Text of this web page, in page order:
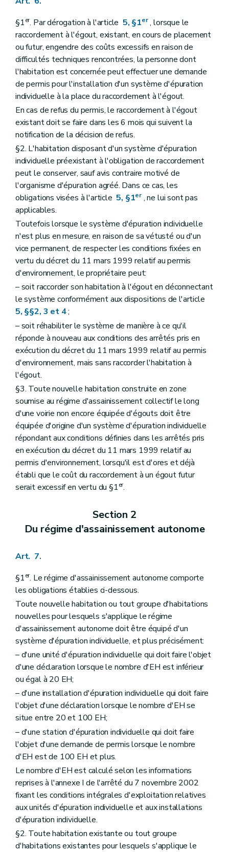
§1er. Par dérogation à l'article 5, §1er, lorsque le
raccordement à l'égout, existant, en cours de placement
ou futur, engendre des coûts excessifs en raison de
difficultés techniques rencontrées, la personne dont
l'habitation est concernée peut effectuer une demande
de permis pour l'installation d'un système d'épuration
individuelle à la place du raccordement à l'égout.
En cas de refus du permis, le raccordement à l'égout
existant doit se faire dans les 6 mois qui suivent la
notification de la décision de refus.
§2. L'habitation disposant d'un système d'épuration
individuelle préexistant à l'obligation de raccordement
peut le conserver, sauf avis contraire motivé de
l'organisme d'épuration agréé. Dans ce cas, les
obligations visées à l'article5, §1er , ne lui sont pas
applicables.
Toutefois lorsque le système d'épuration individuelle
n'est plus en mesure, en raison de sa vétusté ou d'un
vice permanent, de respecter les conditions fixées en
vertu du décret du 11 mars 1999 relatif au permis
d'environnement, le propriétaire peut:
– soit raccorder son habitation à l'égout en déconnectant
le système conformément aux dispositions de l'article
5, §§2, 3 et 4;
– soit réhabiliter le système de manière à ce qu'il
réponde à nouveau aux conditions des arrêtés pris en
exécution du décret du 11 mars 1999 relatif au permis
d'environnement, mais sans raccorder l'habitation à
l'égout.
§3. Toute nouvelle habitation construite en zone
soumise au régime d'assainissement collectif le long
d'une voirie non encore équipée d'égouts doit être
équipée d'origine d'un système d'épuration individuelle
répondant aux conditions définies dans les arrêtés pris
en exécution du décret du 11 mars 1999 relatif au
permis d'environnement, lorsqu'il est d'ores et déjà
établi que le coût du raccordement à un égout futur
serait excessif en vertu du §1er.
Section 2
Du régime d'assainissement autonome
Art. 7.
§1er. Le régime d'assainissement autonome comporte
les obligations établies ci-dessous.
Toute nouvelle habitation ou tout groupe d'habitations
nouvelles pour lesquels s'applique le régime
d'assainissement autonome doit être équipé d'un
système d'épuration individuelle, et plus précisément:
– d'une unité d'épuration individuelle qui doit faire l'objet
d'une déclaration lorsque le nombre d'EH est inférieur
ou égal à 20 EH;
– d'une installation d'épuration individuelle qui doit faire
l'objet d'une déclaration lorsque le nombre d'EH se
situe entre 20 et 100 EH;
– d'une station d'épuration individuelle qui doit faire
l'objet d'une demande de permis lorsque le nombre
d'EH est de 100 EH et plus.
Le nombre d'EH est calculé selon les informations
reprises à l'annexe I de l'arrêté du 7 novembre 2002
fixant les conditions intégrales d'exploitation relatives
aux unités d'épuration individuelle et aux installations
d'épuration individuelle.
§2. Toute habitation existante ou tout groupe
d'habitations existantes pour lesquels s'applique le